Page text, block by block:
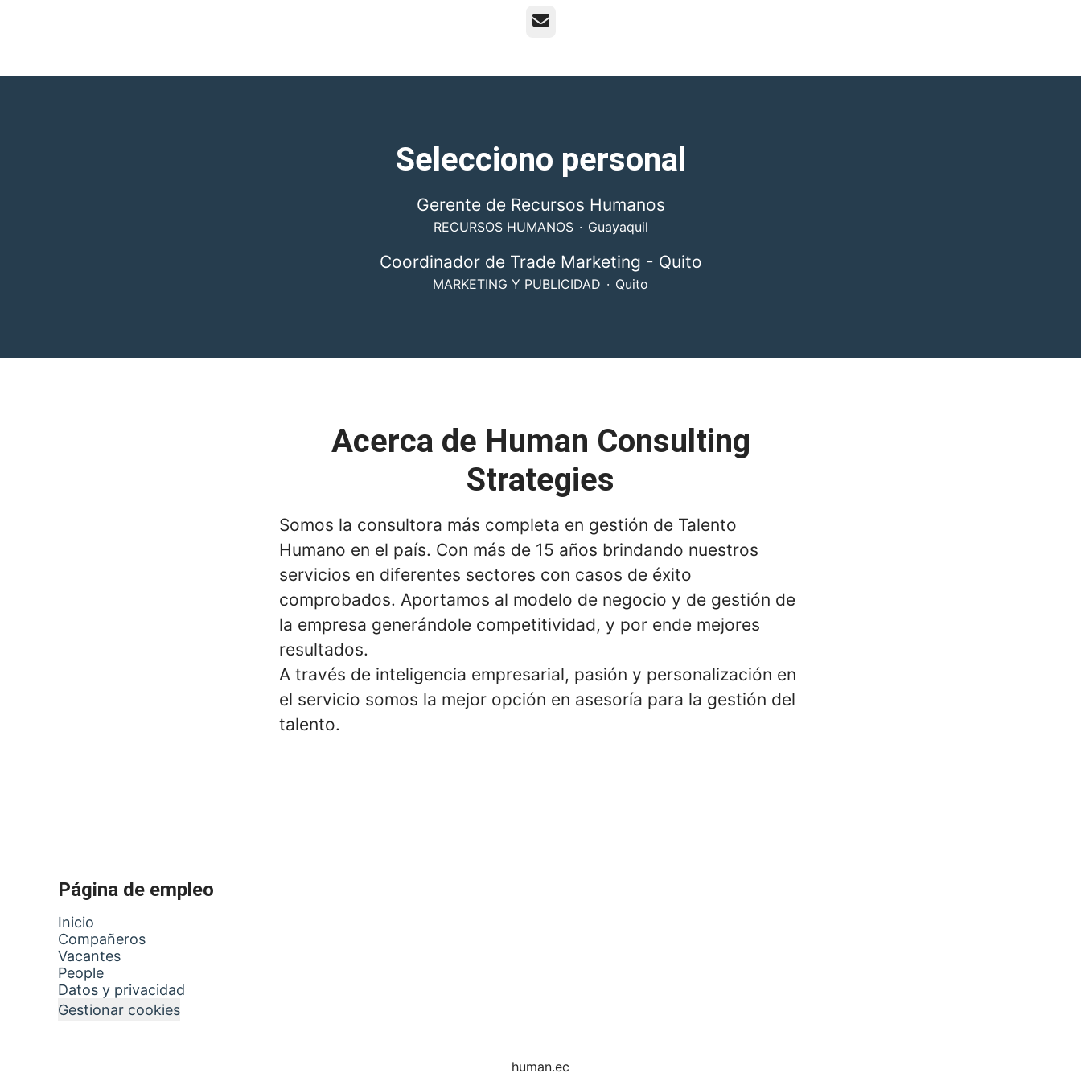
Correo electrónico
Selecciono personal
Gerente de Recursos Humanos
RECURSOS HUMANOS · Guayaquil
Coordinador de Trade Marketing - Quito
MARKETING Y PUBLICIDAD · Quito
Acerca de Human Consulting
Strategies
Somos la consultora más completa en gestión de Talento
Humano en el país. Con más de 15 años brindando nuestros
servicios en diferentes sectores con casos de éxito
comprobados. Aportamos al modelo de negocio y de gestión de
la empresa generándole competitividad, y por ende mejores
resultados.
A través de inteligencia empresarial, pasión y personalización en
el servicio somos la mejor opción en asesoría para la gestión del
talento.
Página de empleo
Inicio
Compañeros
Vacantes
People
Datos y privacidad
Gestionar cookies
human.ec